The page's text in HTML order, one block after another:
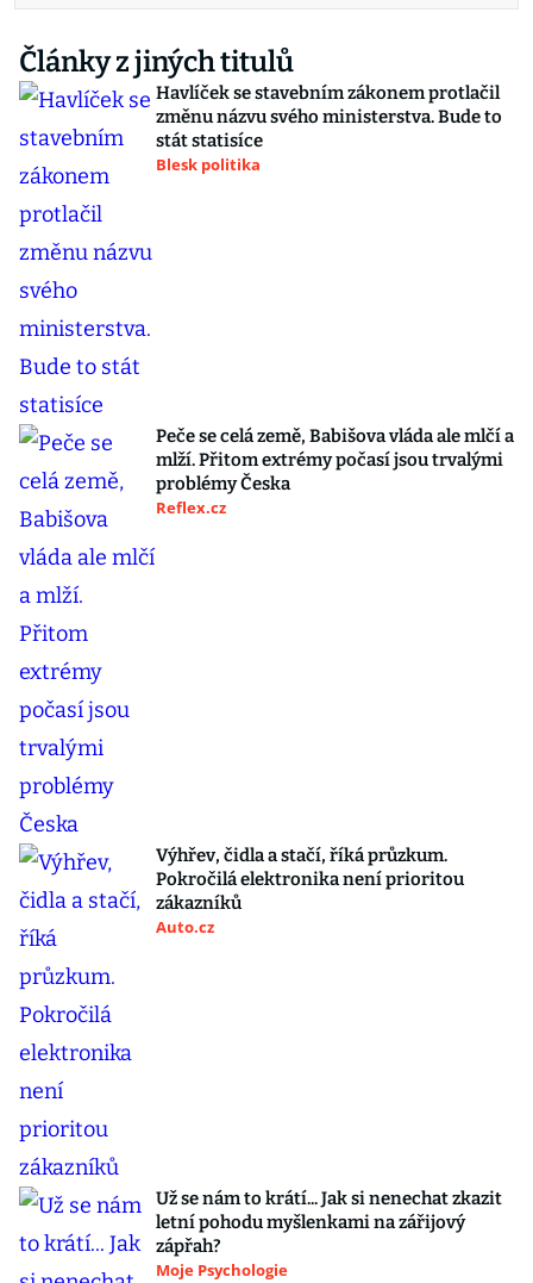
Články z jiných titulů
Havlíček se stavebním zákonem protlačil
změnu názvu svého ministerstva. Bude to
stát statisíce
Blesk politika
Peče se celá země, Babišova vláda ale mlčí a
mlží. Přitom extrémy počasí jsou trvalými
problémy Česka
Reflex.cz
Výhřev, čidla a stačí, říká průzkum.
Pokročilá elektronika není prioritou
zákazníků
Auto.cz
Už se nám to krátí... Jak si nenechat zkazit
letní pohodu myšlenkami na zářijový
zápřah?
Moje Psychologie